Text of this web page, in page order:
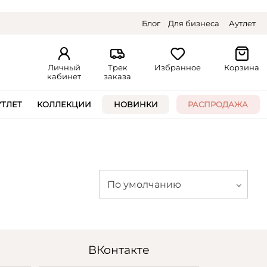
Блог Для бизнеса Аутлет
Личный
кабинет
Трек
заказа
Избранное Корзина
КОЛЛЕКЦИИ НОВИНКИ РАСПРОДАЖА
По умолчанию
ВКонтакте